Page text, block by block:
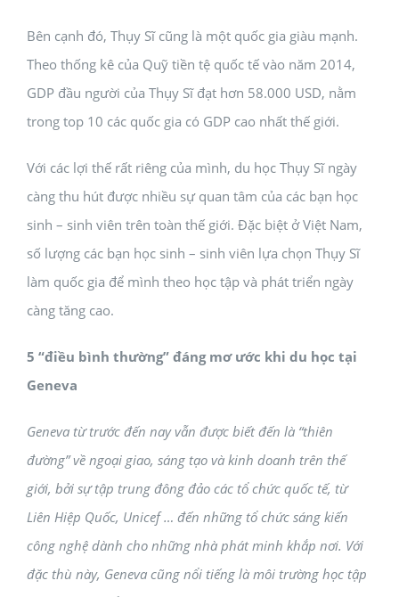
Bên cạnh đó, Thụy Sĩ cũng là một quốc gia giàu mạnh.
Theo thống kê của Quỹ tiền tệ quốc tế vào năm 2014,
GDP đầu người của Thụy Sĩ đạt hơn 58.000 USD, nằm
trong top 10 các quốc gia có GDP cao nhất thế giới.
Với các lợi thế rất riêng của mình, du học Thụy Sĩ ngày
càng thu hút được nhiều sự quan tâm của các bạn học
sinh – sinh viên trên toàn thế giới. Đặc biệt ở Việt Nam,
số lượng các bạn học sinh – sinh viên lựa chọn Thụy Sĩ
làm quốc gia để mình theo học tập và phát triển ngày
càng tăng cao.
5 “điều bình thường” đáng mơ ước khi du học tại
Geneva
Geneva từ trước đến nay vẫn được biết đến là “thiên
đường” về ngoại giao, sáng tạo và kinh doanh trên thế
giới, bởi sự tập trung đông đảo các tổ chức quốc tế, từ
Liên Hiệp Quốc, Unicef … đến những tổ chức sáng kiến
công nghệ dành cho những nhà phát minh khắp nơi. Với
đặc thù này, Geneva cũng nổi tiếng là môi trường học tập